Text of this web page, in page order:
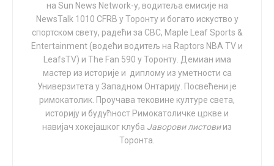
Међутим, након тога њен говор је нагло прешао на
нешто сасвим другачије. Бушова закључује следећим
речима: „Посвећена сам томе да учиним апсолутно
све што могу да заштитим мајке црнкиње, да
заштитим бебе црнаца, да заштитим црне особе које
рађају и да спасим животе.”
Касније тог дана на Твитеру, Кори Буш је одмах
применила нове речи. Овог пута није поменула
на Sun News Network-у, водитеља емисије на
NewsTalk 1010 CFRB у Торонту и богато искуство у
спортском свету, радећи за CBC, Maple Leaf Sports &
Entertainment (водећи водитељ на Raptors NBA TV и
LeafsTV) и The Fan 590 у Торонту. Демиан има
мастер из историје и диплому из уметности са
Универзитета у Западном Онтарију. Посвећени је
римокатолик. Проучава тековине културе света,
историју и будућност Римокатоличке цркве и
навијач хокејашког клуба Јаворови листовииз
Торонта.